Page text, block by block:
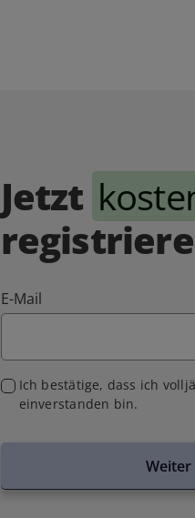
Jetzt
E-Mail
Ich bestätige, dass ich
einverstanden bin.
Weiter